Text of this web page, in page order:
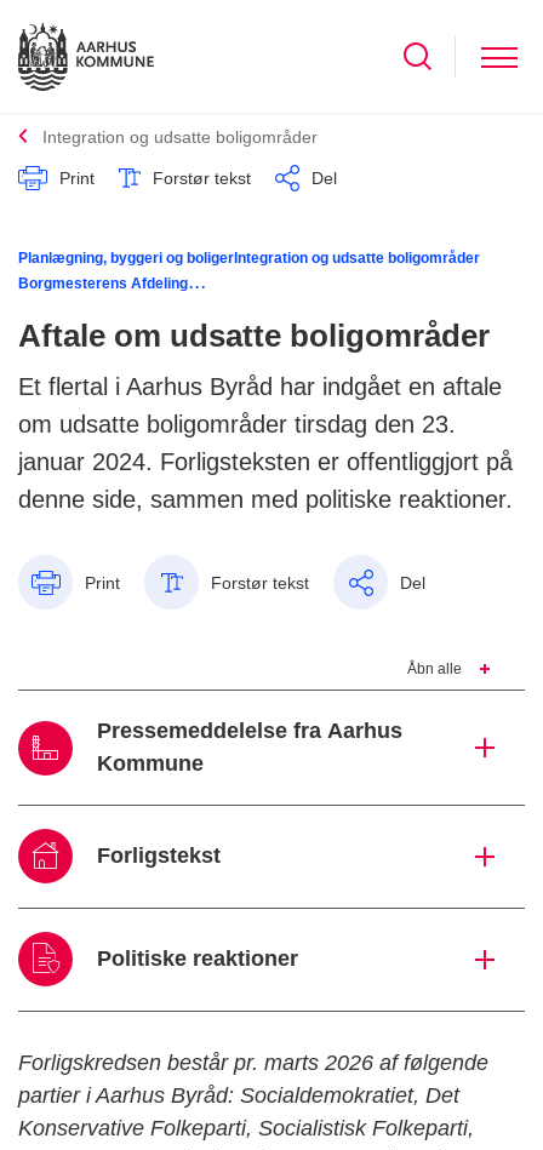
Integration og udsatte boligområder
Print Forstør tekst Del
Planlægning, byggeri og boliger Integration og udsatte boligområder
Borgmesterens Afdeling...
Aftale om udsatte boligområder
Et flertal i Aarhus Byråd har indgået en aftale
om udsatte boligområder tirsdag den 23.
januar 2024. Forligsteksten er offentliggjort på
denne side, sammen med politiske reaktioner.
Print Forstør tekst Del
Åbn alle
Pressemeddelelse fra Aarhus
Kommune
Forligstekst
Politiske reaktioner
Forligskredsen består pr. marts 2026 af følgende
partier i Aarhus Byråd: Socialdemokratiet, Det
Konservative Folkeparti, Socialistisk Folkeparti,